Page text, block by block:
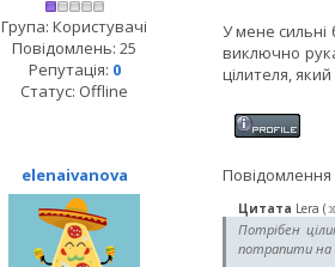
Група: Користувачі
Повідомлень: 25
Репутація: 0
Статус: Offline
У мене сильні
виключно
цілителя,
elenaivanova Повідомлення
Цитата Lera (
Потрібен
потрапити на